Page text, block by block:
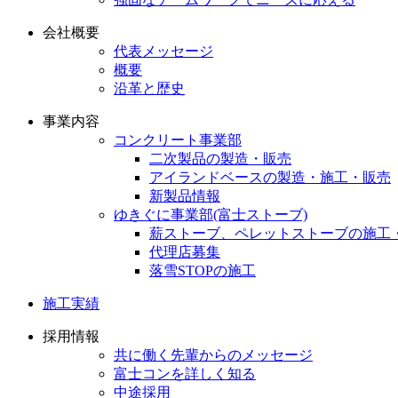
会社概要
代表メッセージ
概要
沿革と歴史
事業内容
コンクリート事業部
二次製品の製造・販売
アイランドベースの製造・施工・販売
新製品情報
ゆきぐに事業部(富士ストーブ)
薪ストーブ、ペレットストーブの施工
代理店募集
落雪STOPの施工
施工実績
採用情報
共に働く先輩からのメッセージ
富士コンを詳しく知る
中途採用